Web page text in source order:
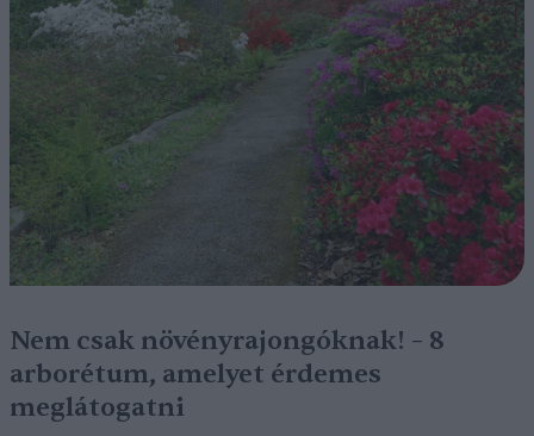
Nem csak növényrajongóknak! – 8
arborétum, amelyet érdemes
meglátogatni